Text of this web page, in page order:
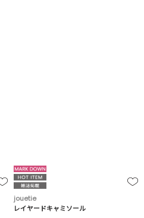
jouetie
レイヤードキャミソール